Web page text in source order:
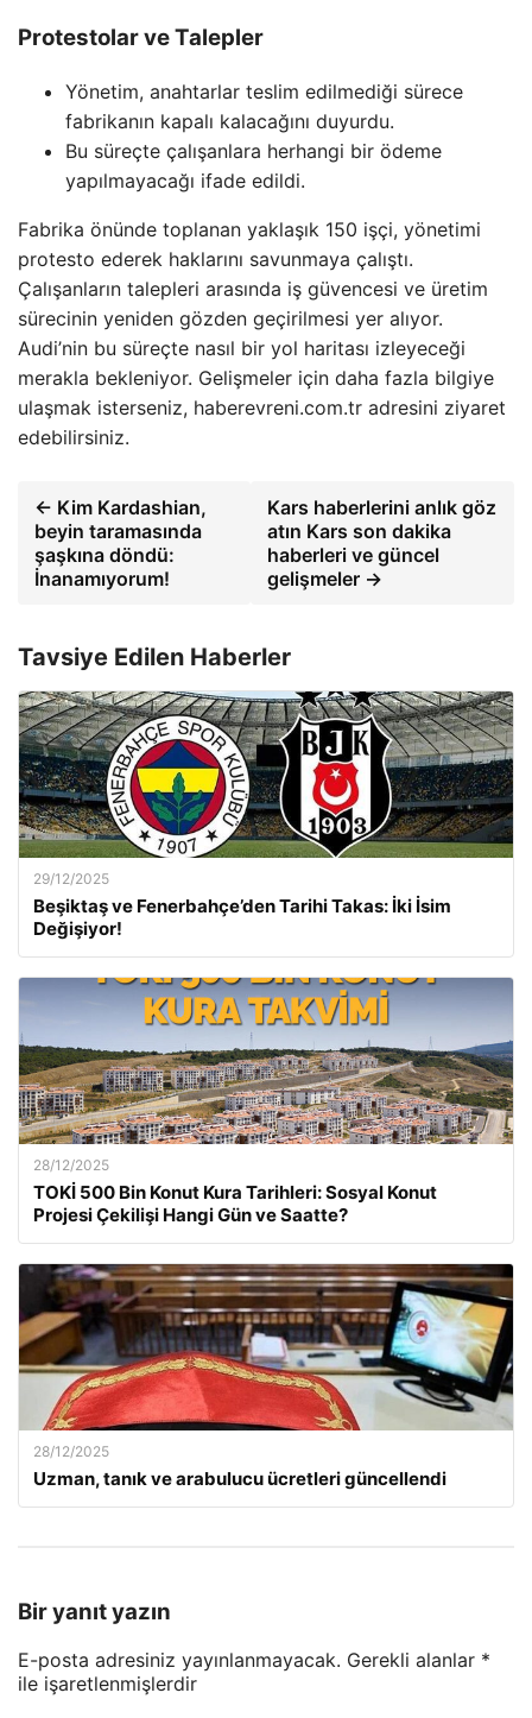
Protestolar ve Talepler
Yönetim, anahtarlar teslim edilmediği sürece
fabrikanın kapalı kalacağını duyurdu.
Bu süreçte çalışanlara herhangi bir ödeme
yapılmayacağı ifade edildi.
Fabrika önünde toplanan yaklaşık 150 işçi, yönetimi
protesto ederek haklarını savunmaya çalıştı.
Çalışanların talepleri arasında iş güvencesi ve üretim
sürecinin yeniden gözden geçirilmesi yer alıyor.
Audi’nin bu süreçte nasıl bir yol haritası izleyeceği
merakla bekleniyor. Gelişmeler için daha fazla bilgiye
ulaşmak isterseniz, haberevreni.com.tr adresini ziyaret
edebilirsiniz.
← Kim Kardashian,
beyin taramasında
şaşkına döndü:
İnanamıyorum!
Kars haberlerini anlık göz
atın Kars son dakika
haberleri ve güncel
gelişmeler →
Tavsiye Edilen Haberler
29/12/2025
Beşiktaş ve Fenerbahçe’den Tarihi Takas: İki İsim
Değişiyor!
28/12/2025
TOKİ 500 Bin Konut Kura Tarihleri: Sosyal Konut
Projesi Çekilişi Hangi Gün ve Saatte?
28/12/2025
Uzman, tanık ve arabulucu ücretleri güncellendi
Bir yanıt yazın
E-posta adresiniz yayınlanmayacak. Gerekli alanlar *
ile işaretlenmişlerdir